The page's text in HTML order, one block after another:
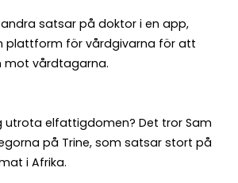
andra satsar på doktor i en app,
plattform för vårdgivarna för att
mot vårdtagarna.
utrota elfattigdomen? Det tror Sam
på Trine, som satsar stort på
i Afrika.